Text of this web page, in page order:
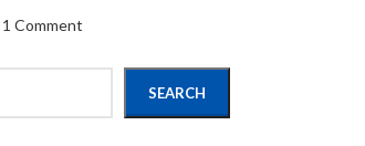
1 Comment
SEARCH